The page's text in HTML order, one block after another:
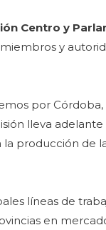
Centro y
y
por
lleva
producción de
líneas de
en